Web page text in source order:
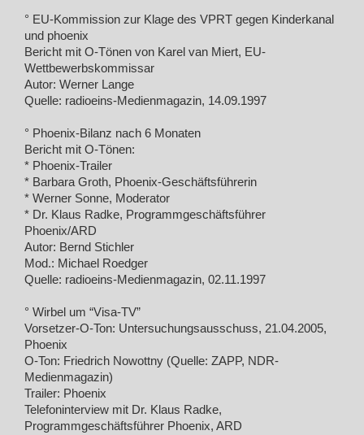
° EU-Kommission zur Klage des VPRT gegen Kinderkanal
und phoenix
Bericht mit O-Tönen von Karel van Miert, EU-
Wettbewerbskommissar
Autor: Werner Lange
Quelle: radioeins-Medienmagazin, 14.09.1997
° Phoenix-Bilanz nach 6 Monaten
Bericht mit O-Tönen:
* Phoenix-Trailer
* Barbara Groth, Phoenix-Geschäftsführerin
* Werner Sonne, Moderator
* Dr. Klaus Radke, Programmgeschäftsführer
Phoenix/ARD
Autor: Bernd Stichler
Mod.: Michael Roedger
Quelle: radioeins-Medienmagazin, 02.11.1997
° Wirbel um “Visa-TV”
Vorsetzer-O-Ton: Untersuchungsausschuss, 21.04.2005,
Phoenix
O-Ton: Friedrich Nowottny (Quelle: ZAPP, NDR-
Medienmagazin)
Trailer: Phoenix
Telefoninterview mit Dr. Klaus Radke,
Programmgeschäftsführer Phoenix, ARD